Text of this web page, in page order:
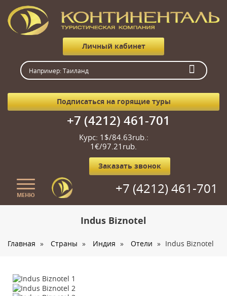
Личный кабинет
Подписаться на горящие туры
+7 (4212) 461-701
Курс: 1$/84.63rub.:
1€/97.21rub.
Заказать звонок
МЕНЮ +7 (4212) 461-701
Страны
Туристам
Indus Biznotel
Главная » Страны » Индия » Отели » Indus Biznotel